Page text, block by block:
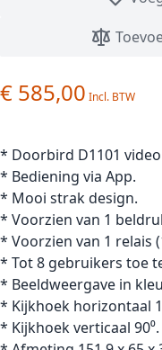
€ 585,00
* Doorbird D1101
* Bediening via App.
* Mooi strak design.
* Voorzien van 1
* Voorzien van 1 relais
* Tot 8 gebruikers toe
* Beeldweergave in
* Kijkhoek horizontaal
* Kijkhoek verticaal 90⁰.